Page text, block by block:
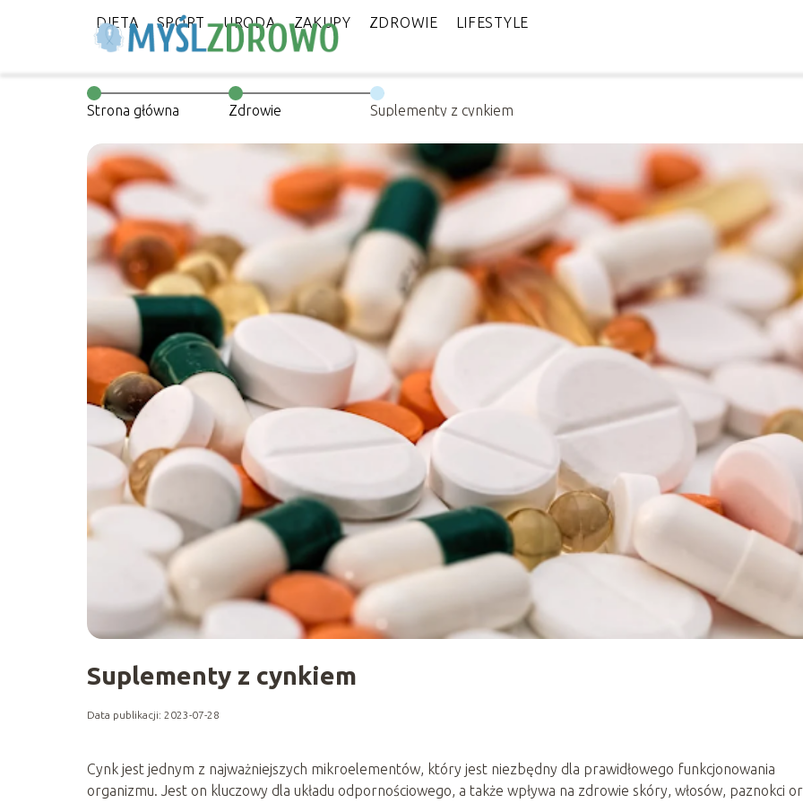
DIETA SPORT URODA ZAKUPY ZDROWIE LIFESTYLE
Strona główna Zdrowie Suplementy z cynkiem
Suplementy z cynkiem
Data publikacji: 2023-07-28
Cynk jest jednym z najważniejszych mikroelementów, który jest niezbędny dla prawidłowego funkcjonowania
organizmu. Jest on kluczowy dla układu odpornościowego, a także wpływa na zdrowie skóry, włosów, paznokci